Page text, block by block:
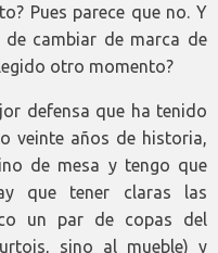
Pues parece que no. Y
cambiar de marca de
otro momento?
defensa que ha tenido
veinte años de historia,
de mesa y tengo que
que tener claras las
un par de copas del
sino al mueble) y